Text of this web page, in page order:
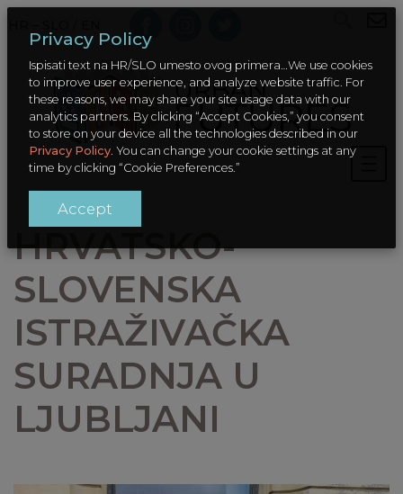
HRVATSKO-
SLOVENSKA
ISTRAŽIVAČKA
SURADNJA U
LJUBLJANI
Privacy Policy
Ispisati text na HR/SLO umesto ovog primera…We use cookies
to improve user experience, and analyze website traffic. For
these reasons, we may share your site usage data with our
analytics partners. By clicking “Accept Cookies,” you consent
to store on your device all the technologies described in our
Privacy Policy. You can change your cookie settings at any
time by clicking “Cookie Preferences.”
Accept